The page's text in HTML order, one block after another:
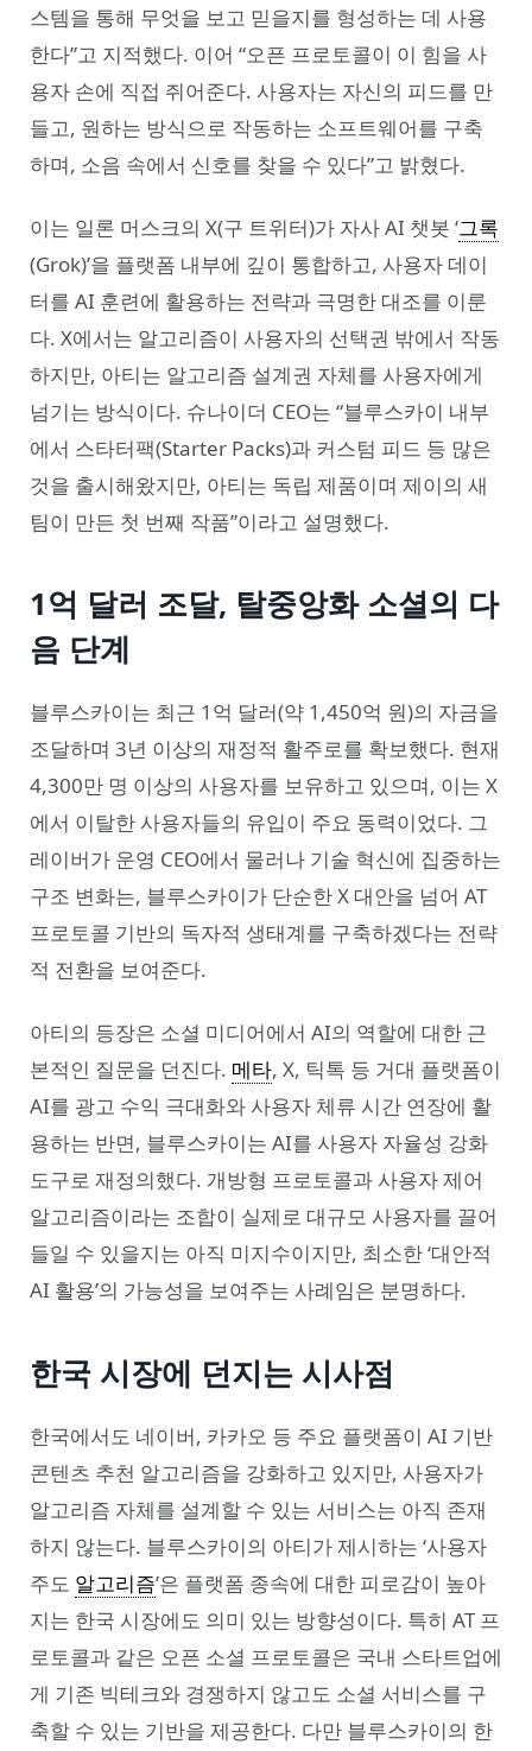
스템을 통해 무엇을 보고 믿을지를 형성하는 데 사용
한다”고 지적했다. 이어 “오픈 프로토콜이 이 힘을 사
용자 손에 직접 쥐어준다. 사용자는 자신의 피드를 만
들고, 원하는 방식으로 작동하는 소프트웨어를 구축
하며, 소음 속에서 신호를 찾을 수 있다”고 밝혔다.
이는 일론 머스크의 X(구 트위터)가 자사 AI 챗봇 ‘그록
(Grok)’을 플랫폼 내부에 깊이 통합하고, 사용자 데이
터를 AI 훈련에 활용하는 전략과 극명한 대조를 이룬
다. X에서는 알고리즘이 사용자의 선택권 밖에서 작동
하지만, 아티는 알고리즘 설계권 자체를 사용자에게
넘기는 방식이다. 슈나이더 CEO는 “블루스카이 내부
에서 스타터팩(Starter Packs)과 커스텀 피드 등 많은
것을 출시해왔지만, 아티는 독립 제품이며 제이의 새
팀이 만든 첫 번째 작품”이라고 설명했다.
1억 달러 조달, 탈중앙화 소셜의 다
음 단계
블루스카이는 최근 1억 달러(약 1,450억 원)의 자금을
조달하며 3년 이상의 재정적 활주로를 확보했다. 현재
4,300만 명 이상의 사용자를 보유하고 있으며, 이는 X
에서 이탈한 사용자들의 유입이 주요 동력이었다. 그
레이버가 운영 CEO에서 물러나 기술 혁신에 집중하는
구조 변화는, 블루스카이가 단순한 X 대안을 넘어 AT
프로토콜 기반의 독자적 생태계를 구축하겠다는 전략
적 전환을 보여준다.
아티의 등장은 소셜 미디어에서 AI의 역할에 대한 근
본적인 질문을 던진다. 메타, X, 틱톡 등 거대 플랫폼이
AI를 광고 수익 극대화와 사용자 체류 시간 연장에 활
용하는 반면, 블루스카이는 AI를 사용자 자율성 강화
도구로 재정의했다. 개방형 프로토콜과 사용자 제어
알고리즘이라는 조합이 실제로 대규모 사용자를 끌어
들일 수 있을지는 아직 미지수이지만, 최소한 ‘대안적
AI 활용’의 가능성을 보여주는 사례임은 분명하다.
한국 시장에 던지는 시사점
한국에서도 네이버, 카카오 등 주요 플랫폼이 AI 기반
콘텐츠 추천 알고리즘을 강화하고 있지만, 사용자가
알고리즘 자체를 설계할 수 있는 서비스는 아직 존재
하지 않는다. 블루스카이의 아티가 제시하는 ‘사용자
주도 알고리즘’은 플랫폼 종속에 대한 피로감이 높아
지는 한국 시장에도 의미 있는 방향성이다. 특히 AT 프
로토콜과 같은 오픈 소셜 프로토콜은 국내 스타트업에
게 기존 빅테크와 경쟁하지 않고도 소셜 서비스를 구
축할 수 있는 기반을 제공한다. 다만 블루스카이의 한